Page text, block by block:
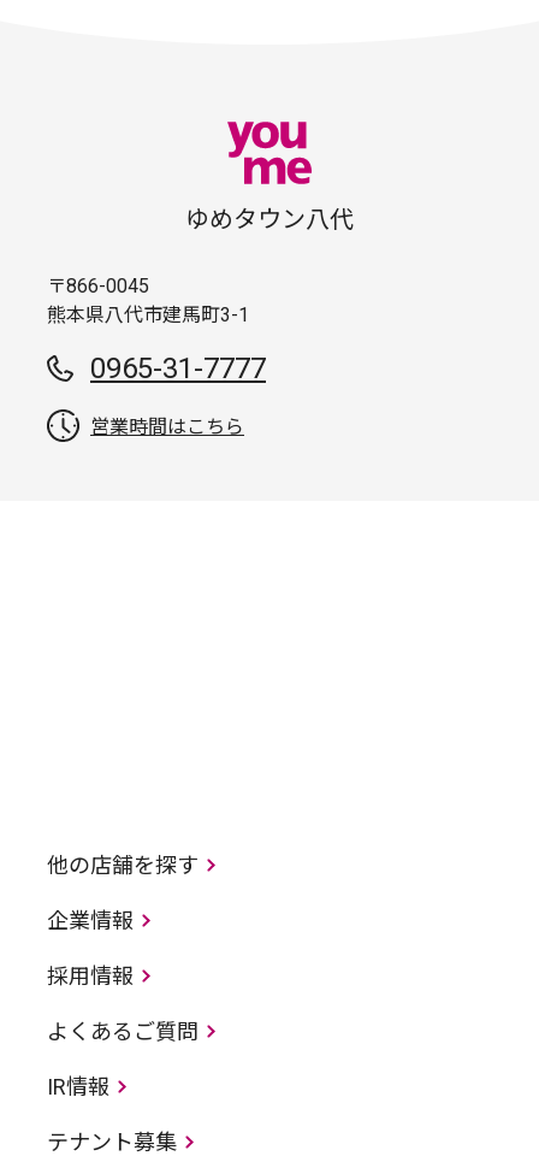
ゆめタウン八代
〒866-0045
熊本県八代市建馬町3-1
0965-31-7777
営業時間はこちら
他の店舗を探す
企業情報
採用情報
よくあるご質問
IR情報
テナント募集